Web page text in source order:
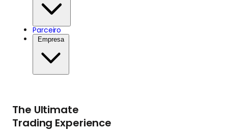
Parceiro
Empresa
The Ultimate
Trading Experience